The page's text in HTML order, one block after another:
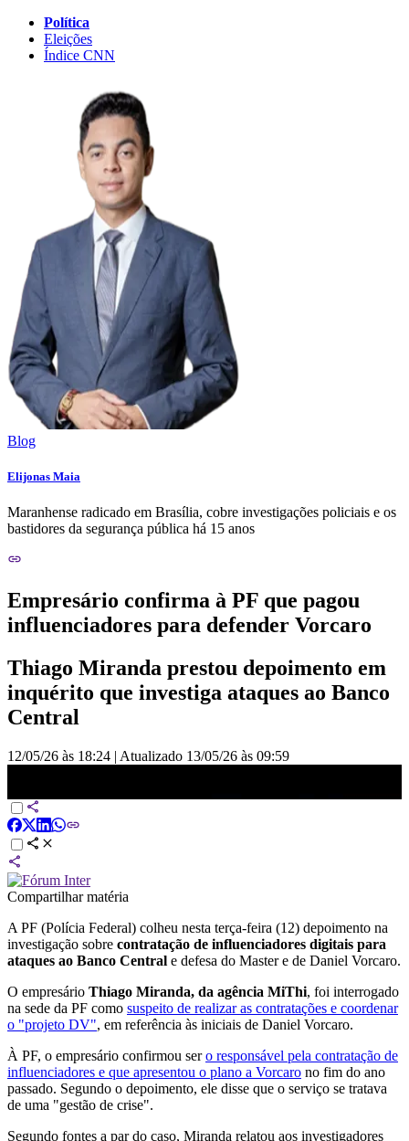
Política
Eleições
Índice CNN
Blog
Elijonas Maia
Maranhense radicado em Brasília, cobre investigações policiais e os
bastidores da segurança pública há 15 anos
Empresário confirma à PF que pagou
influenciadores para defender Vorcaro
Thiago Miranda prestou depoimento em
inquérito que investiga ataques ao Banco
Central
12/05/26 às 18:24 | Atualizado 13/05/26 às 09:59
Compartilhar matéria
A PF (Polícia Federal) colheu nesta terça-feira (12) depoimento na
investigação sobre contratação de influenciadores digitais para
ataques ao Banco Central e defesa do Master e de Daniel Vorcaro.
O empresário Thiago Miranda, da agência MiThi, foi interrogado
na sede da PF como suspeito de realizar as contratações e coordenar
o "projeto DV", em referência às iniciais de Daniel Vorcaro.
À PF, o empresário confirmou sero responsável pela contratação de
influenciadores e que apresentou o plano a Vorcaro no fim do ano
passado. Segundo o depoimento, ele disse que o serviço se tratava
de uma "gestão de crise".
Segundo fontes a par do caso, Miranda relatou aos investigadores